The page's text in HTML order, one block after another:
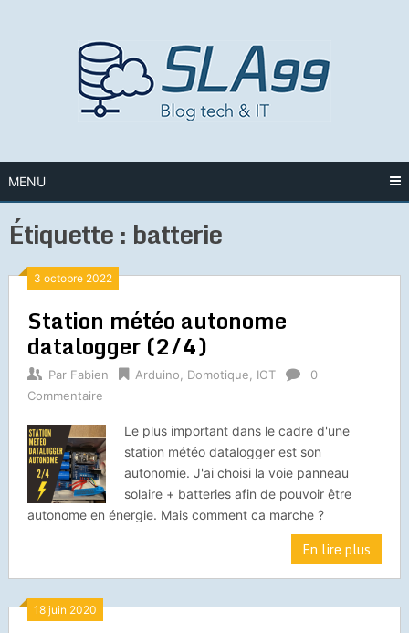
MENU
Étiquette : batterie
3 octobre 2022
Station météo autonome
datalogger (2/4)
Par Fabien Arduino Domotique IOT
0
Commentaire
Le plus important dans le cadre d'une
station météo datalogger est son
autonomie. J'ai choisi la voie panneau
solaire + batteries afin de pouvoir être
autonome en énergie. Mais comment ca marche ?
En lire plus
18 juin 2020